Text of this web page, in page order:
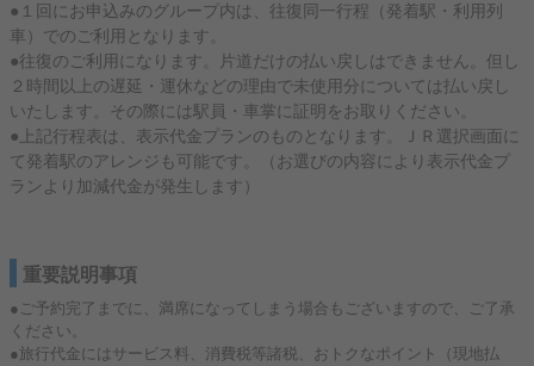
●１回にお申込みのグループ内は、往復同一行程（発着駅・利用列
車）でのご利用となります。
●往復のご利用になります。片道だけの払い戻しはできません。但し
２時間以上の遅延・運休などの理由で未使用分については払い戻し
いたします。その際には駅員・車掌に証明をお取りください。
●上記行程表は、表示代金プランのものとなります。ＪＲ選択画面に
て発着駅のアレンジも可能です。（お選びの内容により表示代金プ
ランより加減代金が発生します）
重要説明事項
●ご予約完了までに、満席になってしまう場合もございますので、ご了承
ください。
●旅行代金にはサービス料、消費税等諸税、おトクなポイント（現地払